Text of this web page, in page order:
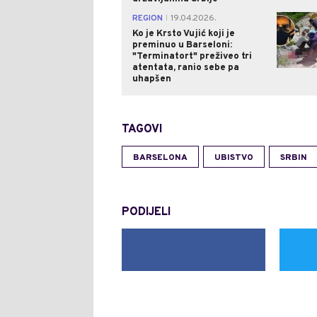
REGION
19.04.2026.
Ko je Krsto Vujić koji je
preminuo u Barseloni:
"Terminatort" preživeo tri
atentata, ranio sebe pa
uhapšen
TAGOVI
BARSELONA UBISTVO SRBIN
PODIJELI